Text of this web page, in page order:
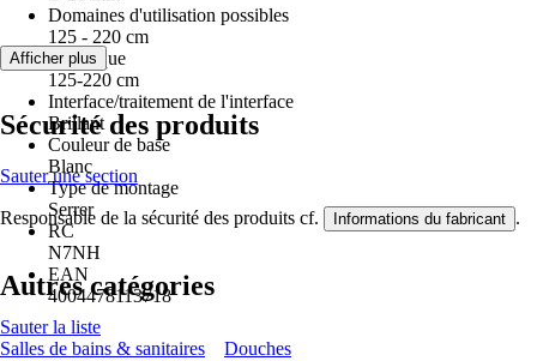
Domaines d'utilisation possibles
125 - 220 cm
Remarque
125-220 cm
Interface/traitement de l'interface
Brillant
Couleur de base
Blanc
Type de montage
Serrer
RC
N7NH
EAN
4004478113718
Afficher plus
Sécurité des produits
Sauter une section
Responsable de la sécurité des produits cf. Informations du fabricant .
Autres catégories
Sauter la liste
Salles de bains & sanitaires
Douches